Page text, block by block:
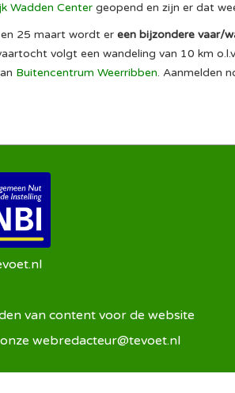
Wadden Center geopend en zijn er dat
25 maart wordt er een bijzondere vaar/
volgt een wandeling van 10 km
Buitencentrum Weerribben. Aanmelden
van content voor de website
webredacteur@tevoet.nl